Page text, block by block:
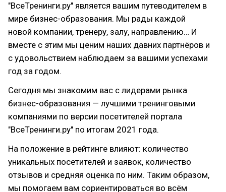
"ВсеТренинги.ру" является вашим путеводителем в
мире бизнес-образования. Мы рады каждой
новой компании, тренеру, залу, направлению… И
вместе с этим мы ценим наших давних партнёров и
с удовольствием наблюдаем за вашими успехами
год за годом.
Сегодня мы знакомим вас с лидерами рынка
бизнес-образования — лучшими тренинговыми
компаниями по версии посетителей портала
"ВсеТренинги.ру" по итогам 2021 года.
На положение в рейтинге влияют: количество
уникальных посетителей и заявок, количество
отзывов и средняя оценка по ним. Таким образом,
мы помогаем вам сориентироваться во всём